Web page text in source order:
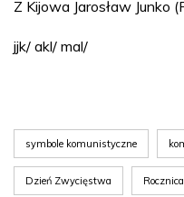
Z Kijowa Jarosław Junko
jjk/ akl/ mal/
symbole komunistyczne
Dzień Zwycięstwa